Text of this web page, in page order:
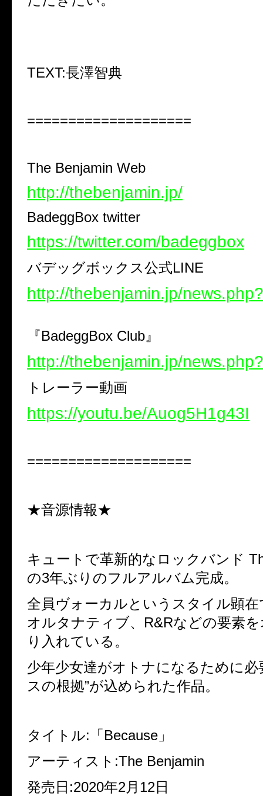
TEXT:長澤智典
====================
The Benjamin Web
http://thebenjamin.jp/
BadeggBox twitter
https://twitter.com/badeggbox
バデッグボックス公式LINE
http://thebenjamin.jp/
『BadeggBox Club 』
http://thebenjamin.jp/
トレーラー動画
https://youtu.be/Auog5H1g43I
====================
★音源情報★
キュートで革新的なロックバンド
の3年ぶりのフルアルバム完成。
全員ヴォーカルというスタイル顕在
オルタナティブ、 R&Rなどの要素
り入れている。
少年少女達がオトナになるために必
スの根拠”が込められた作品。
タイトル: 「 Because 」
アーティスト :The Benjamin
発売日 :2020年2月 12日